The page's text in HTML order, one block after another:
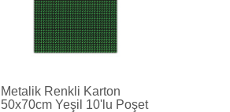
Metalik Renkli Karton
50x70cm Yeşil 10'lu Poşet